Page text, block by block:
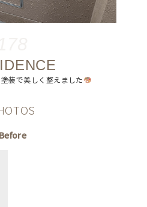
装で美しく整えました
Before